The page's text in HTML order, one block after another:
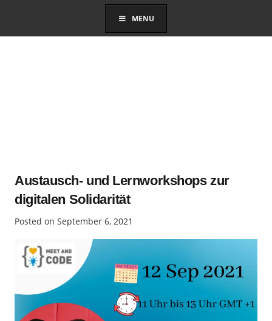
MENU
Austausch- und Lernworkshops zur
digitalen Solidarität
Posted on September 6, 2021